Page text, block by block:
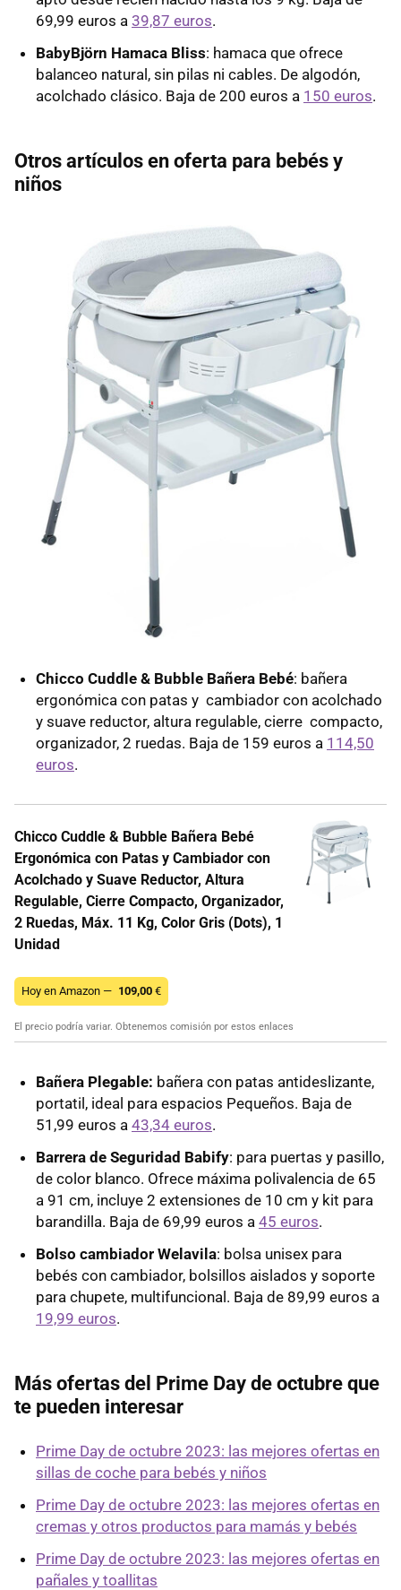
69,99 euros a 39,87 euros.
BabyBjörn Hamaca Bliss: hamaca que ofrece
balanceo natural, sin pilas ni cables. De algodón,
acolchado clásico. Baja de 200 euros a 150 euros.
Otros artículos en oferta para bebés y
niños
Chicco Cuddle & Bubble Bañera Bebé: bañera
ergonómica con patas y cambiador con acolchado
y suave reductor, altura regulable, cierre compacto,
organizador, 2 ruedas. Baja de 159 euros a 114,50
euros.
Chicco Cuddle & Bubble Bañera Bebé
Ergonómica con Patas y Cambiador con
Acolchado y Suave Reductor, Altura
Regulable, Cierre Compacto, Organizador,
2 Ruedas, Máx. 11 Kg, Color Gris (Dots), 1
Unidad
Hoy en Amazon — 109,00 €
El precio podría variar. Obtenemos comisión por estos enlaces
Bañera Plegable: bañera con patas antideslizante,
portatil, ideal para espacios Pequeños. Baja de
51,99 euros a 43,34 euros.
Barrera de Seguridad Babify: para puertas y pasillo,
de color blanco. Ofrece máxima polivalencia de 65
a 91 cm, incluye 2 extensiones de 10 cm y kit para
barandilla. Baja de 69,99 euros a 45 euros.
Bolso cambiador Welavila: bolsa unisex para
bebés con cambiador, bolsillos aislados y soporte
para chupete, multifuncional. Baja de 89,99 euros a
19,99 euros.
Más ofertas del Prime Day de octubre que
te pueden interesar
Prime Day de octubre 2023: las mejores ofertas en
sillas de coche para bebés y niños
Prime Day de octubre 2023: las mejores ofertas en
cremas y otros productos para mamás y bebés
Prime Day de octubre 2023: las mejores ofertas en
pañales y toallitas